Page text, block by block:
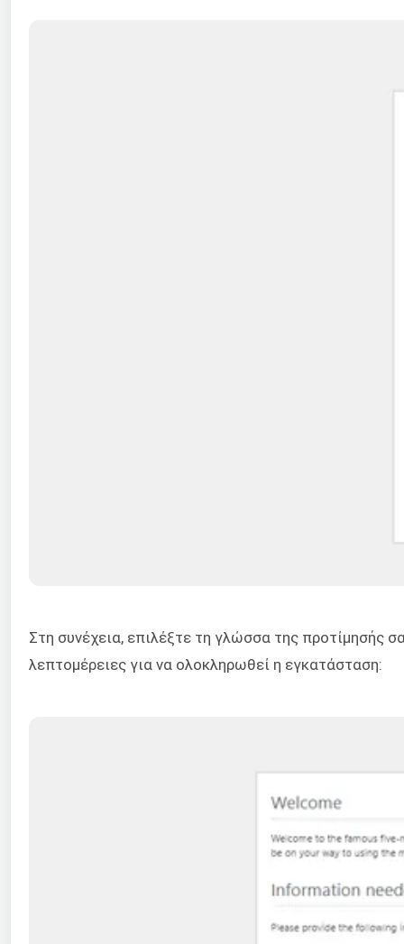
Στη συνέχεια, επιλέξτε τη γλώσσα της προτίμησής
λεπτομέρειες για να ολοκληρωθεί η εγκατάσταση: